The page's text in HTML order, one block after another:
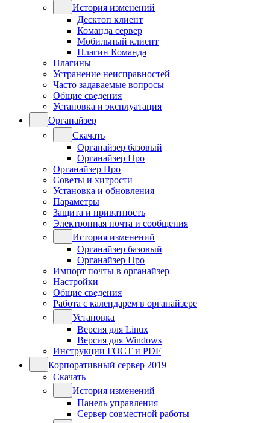
История изменений
Десктоп клиент
Команда сервер
Мобильный клиент
Плагин Команда
Плагины
Устранение неисправностей
Часто задаваемые вопросы
Общие сведения
Установка и эксплуатация
Органайзер
Скачать
Органайзер базовый
Органайзер Про
Органайзер Про
Советы и хитрости
Установка и обновления
Параметры
Защита и приватность
Электронная почта и сообщения
История изменений
Органайзер базовый
Органайзер Про
Импорт почты в органайзер
Настройки
Общие сведения
Работа с календарем в органайзере
Установка
Версия для Linux
Версия для Windows
Инструкции ГОСТ и PDF
Корпоративный сервер 2019
Скачать
История изменений
Панель управления
Сервер совместной работы